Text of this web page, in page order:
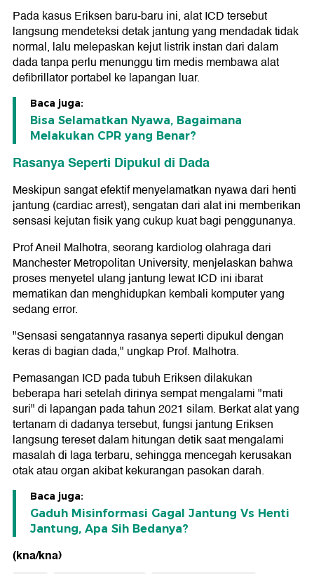
Pada kasus Eriksen baru-baru ini, alat ICD tersebut
langsung mendeteksi detak jantung yang mendadak tidak
normal, lalu melepaskan kejut listrik instan dari dalam
dada tanpa perlu menunggu tim medis membawa alat
defibrillator portabel ke lapangan luar.
Baca juga:
Bisa Selamatkan Nyawa, Bagaimana
Melakukan CPR yang Benar?
Rasanya Seperti Dipukul di Dada
Meskipun sangat efektif menyelamatkan nyawa dari henti
jantung (cardiac arrest), sengatan dari alat ini memberikan
sensasi kejutan fisik yang cukup kuat bagi penggunanya.
Prof Aneil Malhotra, seorang kardiolog olahraga dari
Manchester Metropolitan University, menjelaskan bahwa
proses menyetel ulang jantung lewat ICD ini ibarat
mematikan dan menghidupkan kembali komputer yang
sedang error.
"Sensasi sengatannya rasanya seperti dipukul dengan
keras di bagian dada," ungkap Prof. Malhotra.
Pemasangan ICD pada tubuh Eriksen dilakukan
beberapa hari setelah dirinya sempat mengalami "mati
suri" di lapangan pada tahun 2021 silam. Berkat alat yang
tertanam di dadanya tersebut, fungsi jantung Eriksen
langsung tereset dalam hitungan detik saat mengalami
masalah di laga terbaru, sehingga mencegah kerusakan
otak atau organ akibat kekurangan pasokan darah.
Baca juga:
Gaduh Misinformasi Gagal Jantung Vs Henti
Jantung, Apa Sih Bedanya?
(kna/kna)